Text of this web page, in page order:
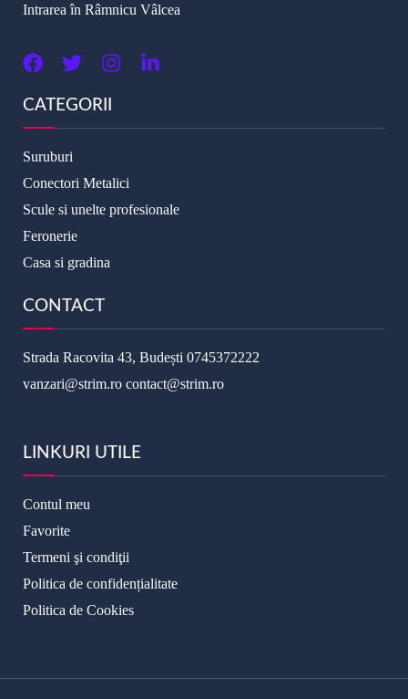
Intrarea în Râmnicu Vâlcea
CATEGORII
Suruburi
Conectori Metalici
Scule si unelte profesionale
Feronerie
Casa si gradina
CONTACT
Strada Racovita 43, Budești 0745372222
vanzari@strim.ro contact@strim.ro
LINKURI UTILE
Contul meu
Favorite
Termeni şi condiţii
Politica de confidențialitate
Politica de Cookies